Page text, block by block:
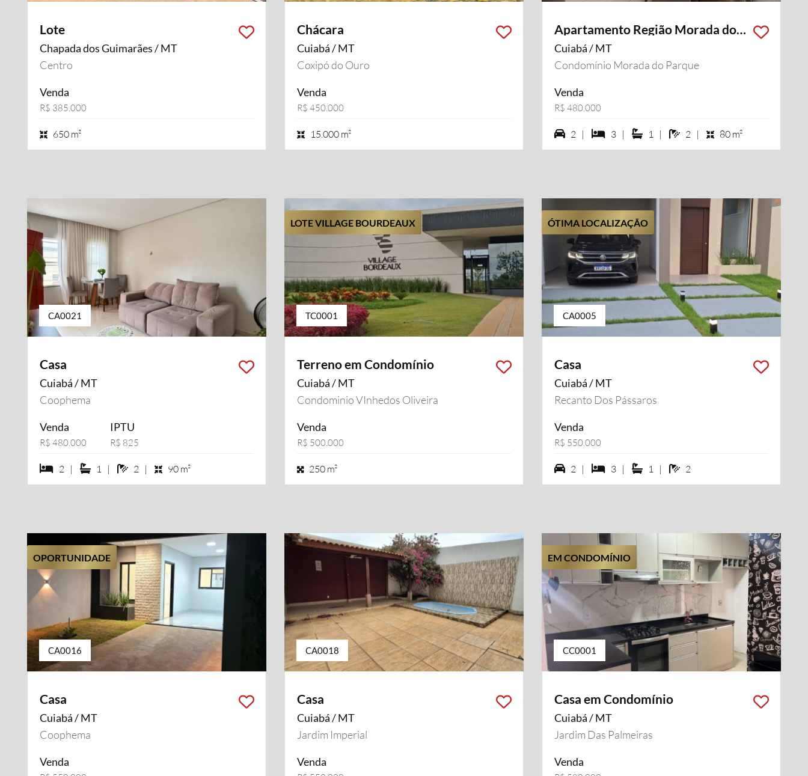
Lote
Chapada dos Guimarães / MT
Centro
Venda
R$ 385.000
650 m²
Chácara
Cuiabá / MT
Coxipó do Ouro
Venda
R$ 450.000
15.000 m²
Apartamento Região Morada do
Ouro
Cuiabá / MT
Condomínio Morada do Parque
Venda
R$ 480.000
2 vagas na garagem
2 | 3 dormiórios
3 | 1 suítes
1 | 2 banheiros
2 | 80 m²
CA0021
Casa
Cuiabá / MT
Coophema
Venda
R$ 480.000
IPTU
R$ 825
2 dormiórios
2 | 1 suítes
1 | 2 banheiros
2 | 90 m²
LOTE VILLAGE BOURDEAUX
TC0001
Terreno em Condomínio
Cuiabá / MT
Condominio VInhedos Oliveira
Venda
R$ 500.000
250 m²
ÓTIMA LOCALIZAÇÃO
CA0005
Casa
Cuiabá / MT
Recanto Dos Pássaros
Venda
R$ 550.000
2 vagas na garagem
2 | 3 dormiórios
3 | 1 suítes
1 | 2 banheiros
2
OPORTUNIDADE
CA0016
Casa
Cuiabá / MT
Coophema
Venda
CA0018
Casa
Cuiabá / MT
Jardim Imperial
Venda
EM CONDOMÍNIO
CC0001
Casa em Condomínio
Cuiabá / MT
Jardim Das Palmeiras
Venda